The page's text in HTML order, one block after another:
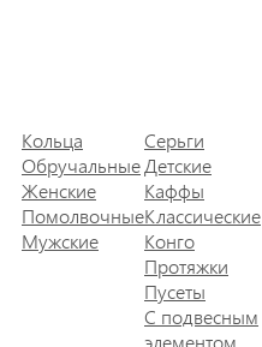
Кольца
Обручальные
Женские
Помолвочные
Мужские
Серьги
Детские
Каффы
Классические
Конго
Протяжки
Пусеты
С подвесным
элементом